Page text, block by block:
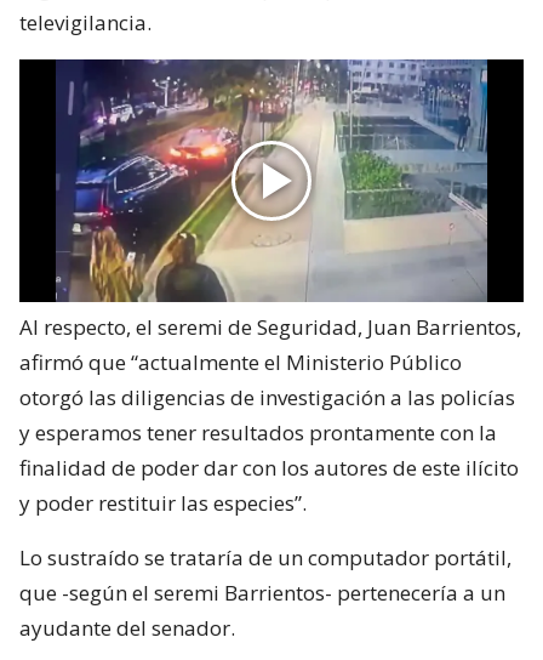
televigilancia.
Al respecto, el seremi de Seguridad, Juan Barrientos,
afirmó que “actualmente el Ministerio Público
otorgó las diligencias de investigación a las policías
y esperamos tener resultados prontamente con la
finalidad de poder dar con los autores de este ilícito
y poder restituir las especies”.
Lo sustraído se trataría de un computador portátil,
que -según el seremi Barrientos- pertenecería a un
ayudante del senador.